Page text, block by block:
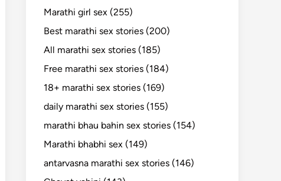
Marathi girl sex (255)
Best marathi sex stories (200)
All marathi sex stories (185)
Free marathi sex stories (184)
18+ marathi sex stories (169)
daily marathi sex stories (155)
marathi bhau bahin sex stories (154)
Marathi bhabhi sex (149)
antarvasna marathi sex stories (146)